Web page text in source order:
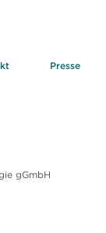
Presse
gGmbH